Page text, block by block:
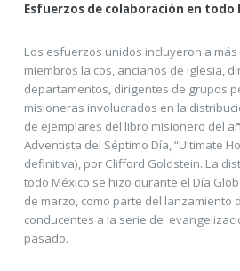
Esfuerzos de colaboración en todo
Los esfuerzos unidos incluyeron a
miembros laicos, ancianos de iglesia,
departamentos, dirigentes de grupos
misioneras involucrados en la
de ejemplares del libro misionero del
Adventista del Séptimo Día, “Ultimate
definitiva), por Clifford Goldstein. La
todo México se hizo durante el Día
de marzo, como parte del lanzamiento
conducentes a la serie de
pasado.